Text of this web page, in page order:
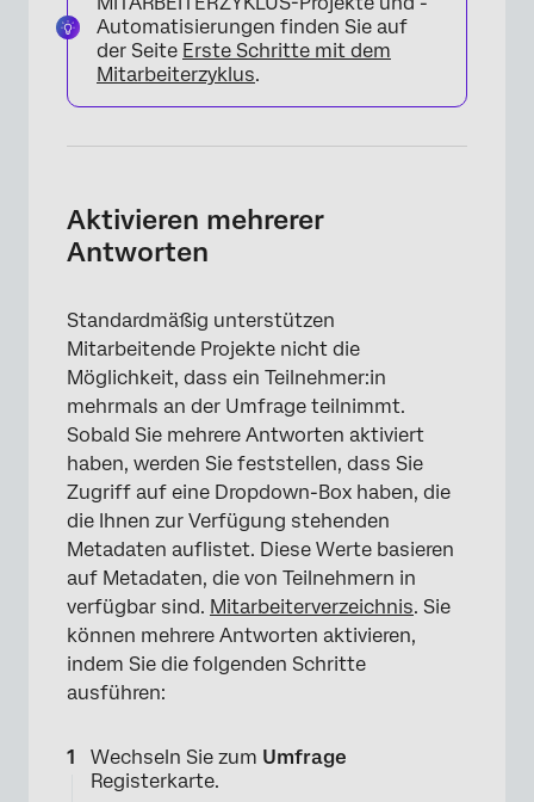
Automatisierungen finden Sie auf
der Seite Erste Schritte mit dem
Mitarbeiterzyklus.
Aktivieren mehrerer
Antworten
Standardmäßig unterstützen
Mitarbeitende Projekte nicht die
Möglichkeit, dass ein Teilnehmer:in
mehrmals an der Umfrage teilnimmt.
Sobald Sie mehrere Antworten aktiviert
haben, werden Sie feststellen, dass Sie
Zugriff auf eine Dropdown-Box haben, die
die Ihnen zur Verfügung stehenden
Metadaten auflistet. Diese Werte basieren
auf Metadaten, die von Teilnehmern in
verfügbar sind. Mitarbeiterverzeichnis. Sie
können mehrere Antworten aktivieren,
indem Sie die folgenden Schritte
ausführen:
Wechseln Sie zum Umfrage
Registerkarte.